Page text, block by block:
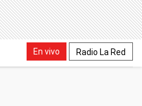
En vivo Radio La Red